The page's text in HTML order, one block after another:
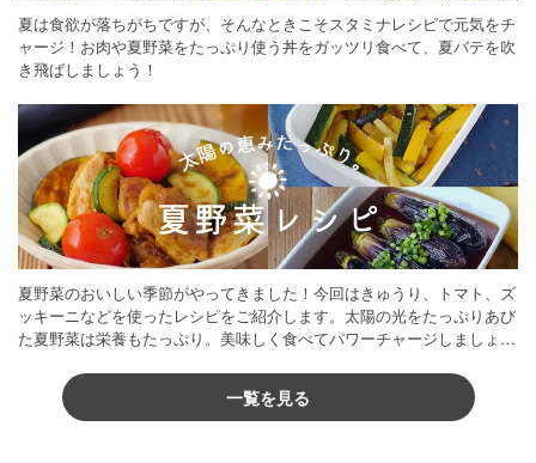
夏は食欲が落ちがちですが、そんなときこそスタミナレシピで元気をチ
ャージ！お肉や夏野菜をたっぷり使う丼をガッツリ食べて、夏バテを吹
き飛ばしましょう！
夏野菜のおいしい季節がやってきました！今回はきゅうり、トマト、ズ
ッキーニなどを使ったレシピをご紹介します。太陽の光をたっぷりあび
た夏野菜は栄養もたっぷり。美味しく食べてパワーチャージしましょう
一覧を見る